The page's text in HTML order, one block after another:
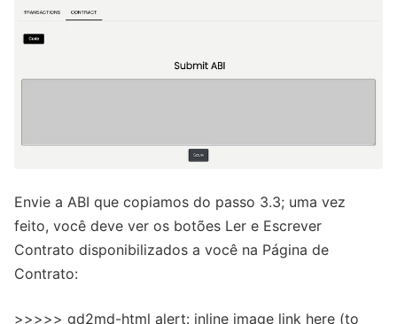
Envie a ABI que copiamos do passo 3.3; uma vez
feito, você deve ver os botões Ler e Escrever
Contrato disponibilizados a você na Página de
Contrato:
>>>>> gd2md-html alert: inline image link here (to